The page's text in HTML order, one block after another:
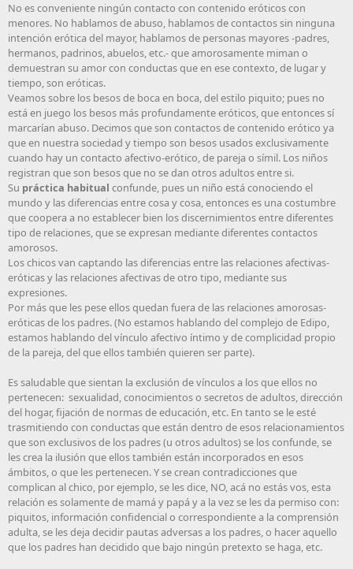
No es conveniente ningún contacto con contenido eróticos con
menores. No hablamos de abuso, hablamos de contactos sin ninguna
intención erótica del mayor, hablamos de personas mayores -padres,
hermanos, padrinos, abuelos, etc.- que amorosamente miman o
demuestran su amor con conductas que en ese contexto, de lugar y
tiempo, son eróticas.
Veamos sobre los besos de boca en boca, del estilo piquito; pues no
está en juego los besos más profundamente eróticos, que entonces sí
marcarían abuso. Decimos que son contactos de contenido erótico ya
que en nuestra sociedad y tiempo son besos usados exclusivamente
cuando hay un contacto afectivo-erótico, de pareja o símil. Los niños
registran que son besos que no se dan otros adultos entre si.
Su práctica habitual confunde, pues un niño está conociendo el
mundo y las diferencias entre cosa y cosa, entonces es una costumbre
que coopera a no establecer bien los discernimientos entre diferentes
tipo de relaciones, que se expresan mediante diferentes contactos
amorosos.
Los chicos van captando las diferencias entre las relaciones afectivas-
eróticas y las relaciones afectivas de otro tipo, mediante sus
expresiones.
Por más que les pese ellos quedan fuera de las relaciones amorosas-
eróticas de los padres. (No estamos hablando del complejo de Edipo,
estamos hablando del vínculo afectivo íntimo y de complicidad propio
de la pareja, del que ellos también quieren ser parte).
Es saludable que sientan la exclusión de vínculos a los que ellos no
pertenecen: sexualidad, conocimientos o secretos de adultos, dirección
del hogar, fijación de normas de educación, etc. En tanto se le esté
trasmitiendo con conductas que están dentro de esos relacionamientos
que son exclusivos de los padres (u otros adultos) se los confunde, se
les crea la ilusión que ellos también están incorporados en esos
ámbitos, o que les pertenecen. Y se crean contradicciones que
complican al chico, por ejemplo, se les dice, NO, acá no estás vos, esta
relación es solamente de mamá y papá y a la vez se les da permiso con:
piquitos, información confidencial o correspondiente a la comprensión
adulta, se les deja decidir pautas adversas a los padres, o hacer aquello
que los padres han decidido que bajo ningún pretexto se haga, etc.